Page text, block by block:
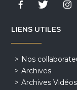
LIENS UTILES
Nos
Archives
Archives Vidéos